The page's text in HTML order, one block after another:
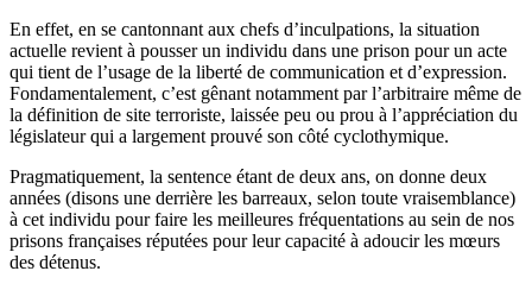
En effet, en se cantonnant aux chefs d’inculpations, la situation
actuelle revient à pousser un individu dans une prison pour un acte
qui tient de l’usage de la liberté de communication et d’expression.
Fondamentalement, c’est gênant notamment par l’arbitraire même de
la définition de site terroriste, laissée peu ou prou à l’appréciation du
législateur qui a largement prouvé son côté cyclothymique.
Pragmatiquement, la sentence étant de deux ans, on donne deux
années (disons une derrière les barreaux, selon toute vraisemblance)
à cet individu pour faire les meilleures fréquentations au sein de nos
prisons françaises réputées pour leur capacité à adoucir les mœurs
des détenus.